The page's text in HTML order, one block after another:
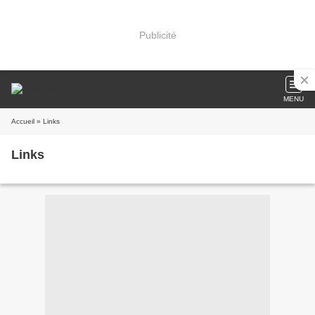
Publicité
MENU
Accueil » Links
Links